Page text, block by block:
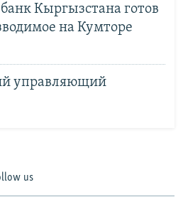
Кыргызстана готов
на Кумторе
управляющий
us